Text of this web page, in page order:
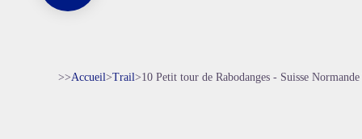
>>Accueil>Trail>10 Petit tour de Rabodanges - Suisse